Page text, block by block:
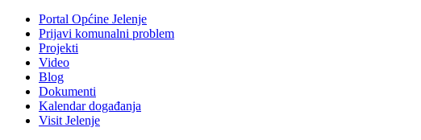
Portal Općine Jelenje
Prijavi komunalni problem
Projekti
Video
Blog
Dokumenti
Kalendar događanja
Visit Jelenje